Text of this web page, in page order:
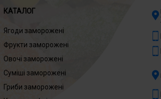
КАТАЛОГ
Ягоди заморожені
Фрукти заморожені
Овочі заморожені
Суміші заморожені
Гриби заморожені